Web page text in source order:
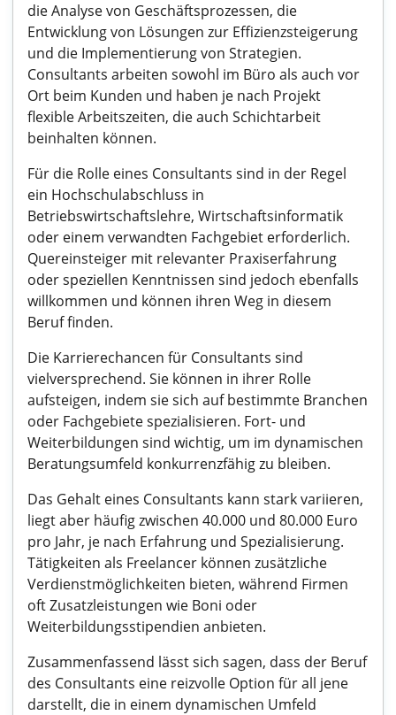
die Analyse von Geschäftsprozessen, die
Entwicklung von Lösungen zur Effizienzsteigerung
und die Implementierung von Strategien.
Consultants arbeiten sowohl im Büro als auch vor
Ort beim Kunden und haben je nach Projekt
flexible Arbeitszeiten, die auch Schichtarbeit
beinhalten können.
Für die Rolle eines Consultants sind in der Regel
ein Hochschulabschluss in
Betriebswirtschaftslehre, Wirtschaftsinformatik
oder einem verwandten Fachgebiet erforderlich.
Quereinsteiger mit relevanter Praxiserfahrung
oder speziellen Kenntnissen sind jedoch ebenfalls
willkommen und können ihren Weg in diesem
Beruf finden.
Die Karrierechancen für Consultants sind
vielversprechend. Sie können in ihrer Rolle
aufsteigen, indem sie sich auf bestimmte Branchen
oder Fachgebiete spezialisieren. Fort- und
Weiterbildungen sind wichtig, um im dynamischen
Beratungsumfeld konkurrenzfähig zu bleiben.
Das Gehalt eines Consultants kann stark variieren,
liegt aber häufig zwischen 40.000 und 80.000 Euro
pro Jahr, je nach Erfahrung und Spezialisierung.
Tätigkeiten als Freelancer können zusätzliche
Verdienstmöglichkeiten bieten, während Firmen
oft Zusatzleistungen wie Boni oder
Weiterbildungsstipendien anbieten.
Zusammenfassend lässt sich sagen, dass der Beruf
des Consultants eine reizvolle Option für all jene
darstellt, die in einem dynamischen Umfeld